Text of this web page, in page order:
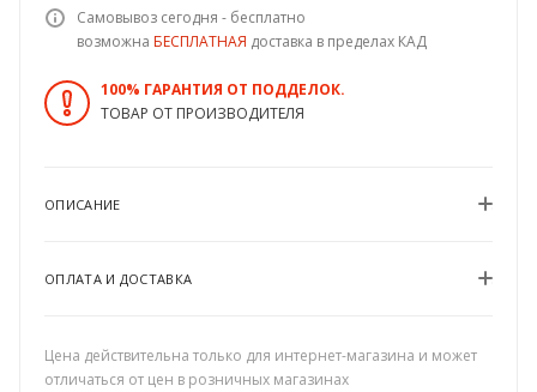
Самовывоз сегодня - бесплатно
возможна БЕСПЛАТНАЯ доставка в пределах КАД
100% ГАРАНТИЯ ОТ ПОДДЕЛОК.
ТОВАР ОТ ПРОИЗВОДИТЕЛЯ
ОПИСАНИЕ
ОПЛАТА И ДОСТАВКА
Цена действительна только для интернет-магазина и может
отличаться от цен в розничных магазинах